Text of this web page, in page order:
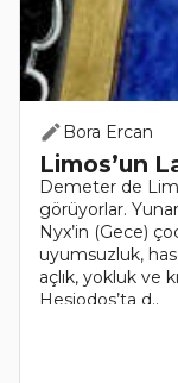
Bora Ercan
Limos’un
Demeter de
görüyorlar.
Nyx’in (Gece)
uyumsuzluk,
açlık, yokluk ve
Hesiodos’ta d..